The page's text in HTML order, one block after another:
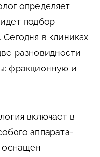
определяет
подбор
в клиниках
разновидности
фракционную и
включает в
аппарата-
оснащен